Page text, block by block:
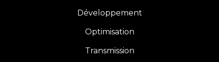
Développement
Optimisation
Transmission